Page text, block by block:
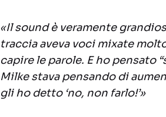
«Il sound è veramente
traccia aveva voci mixate
capire le parole. E ho pensato
Milke stava pensando di
gli ho detto ‘no, non farlo!’»